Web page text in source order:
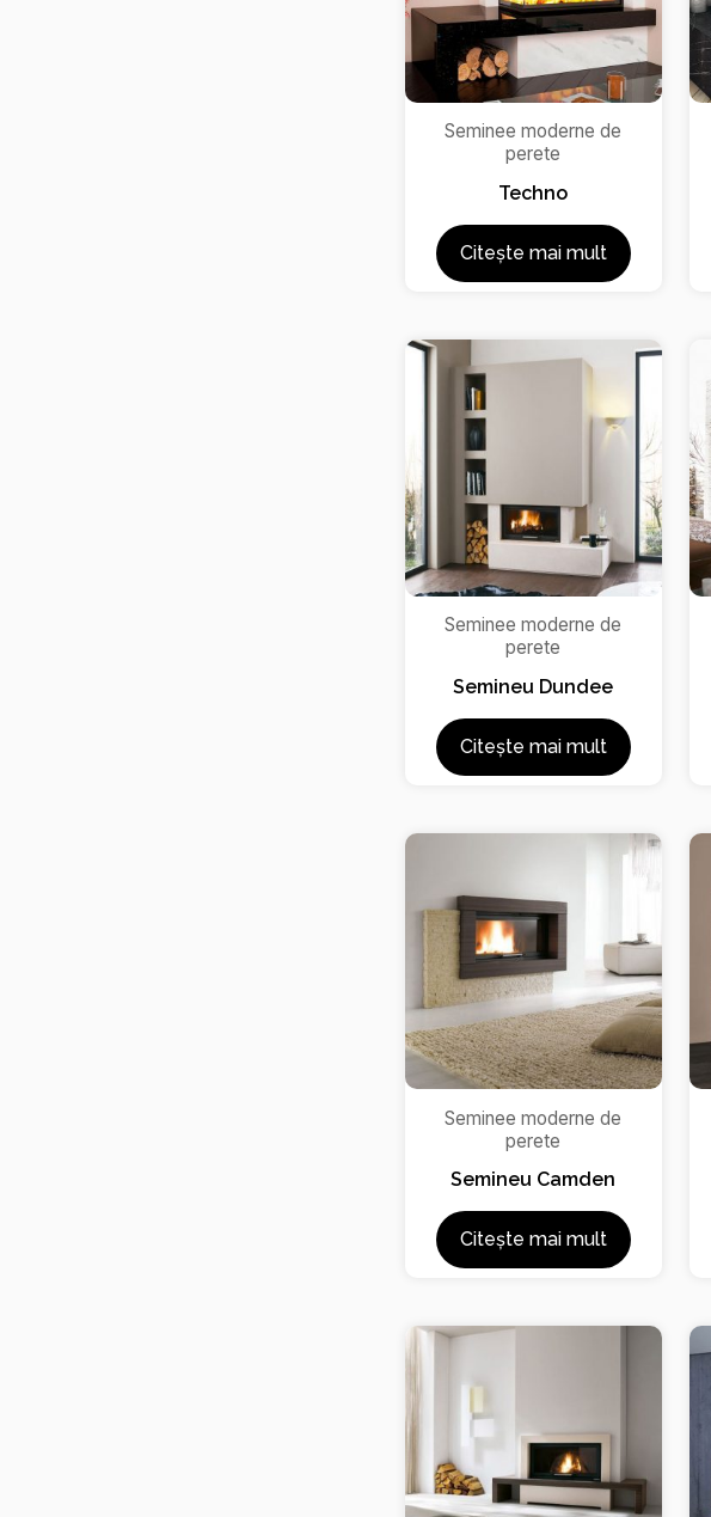
Seminee moderne de
perete
Techno
Citește mai mult
Seminee moderne de
perete
Semineu Dundee
Citește mai mult
Seminee moderne de
perete
Semineu Camden
Citește mai mult